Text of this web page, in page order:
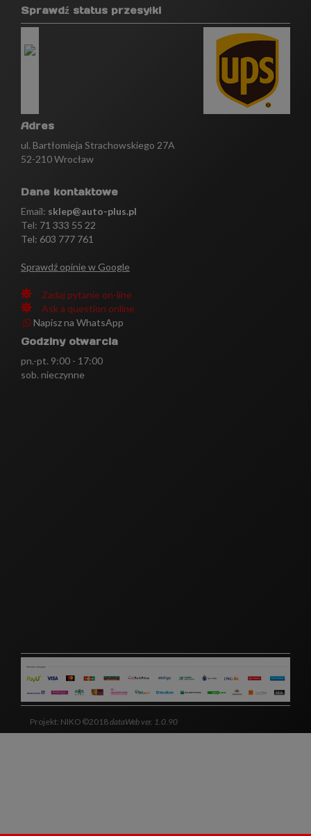
Sprawdź status przesyłki
Adres
ul. Bartłomieja Strachowskiego 27A
52-210 Wrocław
Dane kontaktowe
Email: sklep@auto-plus.pl
Tel: 71 333 55 22
Tel: 603 777 761
Sprawdź opinie w Google
Zadaj pytanie on-line
Ask a question online
Napisz na WhatsApp
Godziny otwarcia
pn.-pt. 9:00 - 17:00
sob. nieczynne
Projekt: NIKO ©2018dataWeb ver. 1.0.90